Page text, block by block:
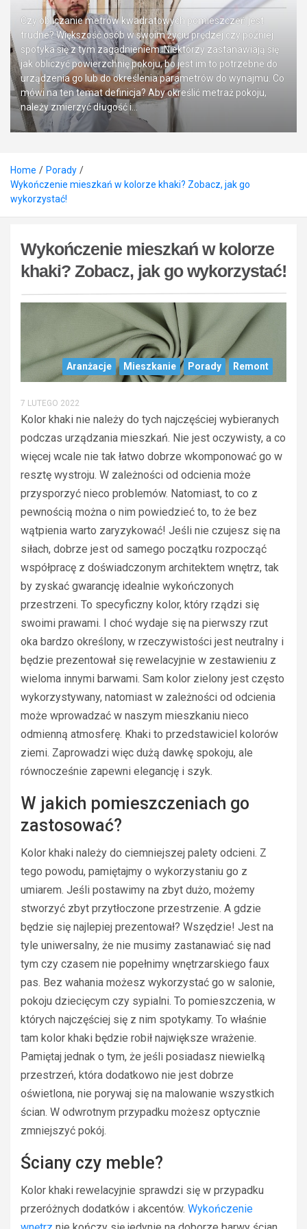
Czy obliczanie metrów kwadratowych pomieszczeń jest
trudne? Większość osób w swoim życiu prędzej czy później
spotyka się z tym zagadnieniem. Niektórzy zastanawiają się
jak obliczyć powierzchnię pokoju, bo jest im to potrzebne do
urządzenia go lub do określenia parametrów do wynajmu. Co
mówi na ten temat definicja? Aby określić metraż pokoju,
należy zmierzyć długość i…
Home
Porady
Wykończenie mieszkań w kolorze khaki? Zobacz, jak go
wykorzystać!
Wykończenie mieszkań w kolorze
khaki? Zobacz, jak go wykorzystać!
Aranżacje Mieszkanie Porady Remont
7 LUTEGO 2022
Kolor khaki nie należy do tych najczęściej wybieranych
podczas urządzania mieszkań. Nie jest oczywisty, a co
więcej wcale nie tak łatwo dobrze wkomponować go w
resztę wystroju. W zależności od odcienia może
przysporzyć nieco problemów. Natomiast, to co z
pewnością można o nim powiedzieć to, to że bez
wątpienia warto zaryzykować! Jeśli nie czujesz się na
siłach, dobrze jest od samego początku rozpocząć
współpracę z doświadczonym architektem wnętrz, tak
by zyskać gwarancję idealnie wykończonych
przestrzeni. To specyficzny kolor, który rządzi się
swoimi prawami. I choć wydaje się na pierwszy rzut
oka bardzo określony, w rzeczywistości jest neutralny i
będzie prezentował się rewelacyjnie w zestawieniu z
wieloma innymi barwami. Sam kolor zielony jest często
wykorzystywany, natomiast w zależności od odcienia
może wprowadzać w naszym mieszkaniu nieco
odmienną atmosferę. Khaki to przedstawiciel kolorów
ziemi. Zaprowadzi więc dużą dawkę spokoju, ale
równocześnie zapewni elegancję i szyk.
W jakich pomieszczeniach go
zastosować?
Kolor khaki należy do ciemniejszej palety odcieni. Z
tego powodu, pamiętajmy o wykorzystaniu go z
umiarem. Jeśli postawimy na zbyt dużo, możemy
stworzyć zbyt przytłoczone przestrzenie. A gdzie
będzie się najlepiej prezentował? Wszędzie! Jest na
tyle uniwersalny, że nie musimy zastanawiać się nad
tym czy czasem nie popełnimy wnętrzarskiego faux
pas. Bez wahania możesz wykorzystać go w salonie,
pokoju dziecięcym czy sypialni. To pomieszczenia, w
których najczęściej się z nim spotykamy. To właśnie
tam kolor khaki będzie robił największe wrażenie.
Pamiętaj jednak o tym, że jeśli posiadasz niewielką
przestrzeń, która dodatkowo nie jest dobrze
oświetlona, nie porywaj się na malowanie wszystkich
ścian. W odwrotnym przypadku możesz optycznie
zmniejszyć pokój.
Ściany czy meble?
Kolor khaki rewelacyjnie sprawdzi się w przypadku
przeróżnych dodatków i akcentów. Wykończenie